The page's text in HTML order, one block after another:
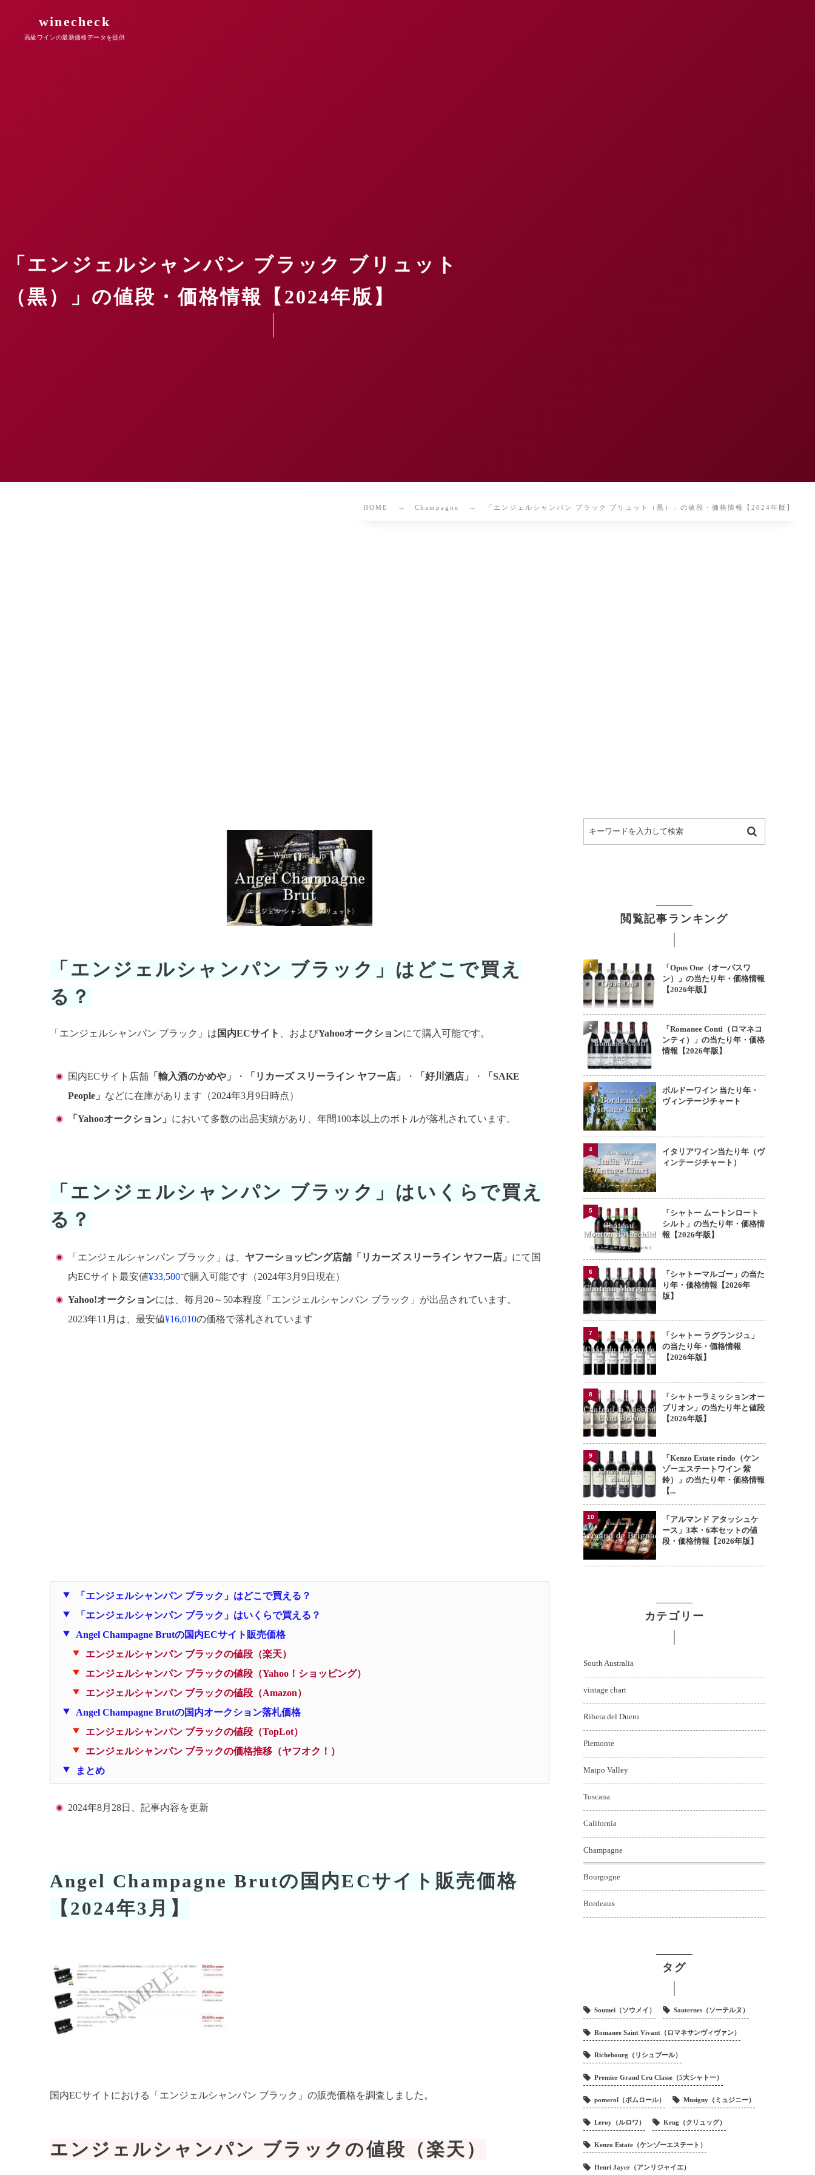
winecheck
高級ワインの最新価格データを提供
「エンジェルシャンパン ブラック ブリュット
（黒）」の値段・価格情報【2024年版】
HOME Champagne 「エンジェルシャンパン ブラック ブリュット（黒）」の値段・価格情報【2024年版】
「エンジェルシャンパン ブラック」はどこで買え
る？
「エンジェルシャンパン ブラック」は 国内ECサイト 、およびYahooオークションにて購入可能です。
国内ECサイト店舗 「輸入酒のかめや」 ・ 「リカーズ スリーライン ヤフー店」 ・ 「好川酒店」 ・
「SAKE
People」 などに在庫があります（2024年3月9日時点）
「Yahooオークション」 において多数の出品実績があり、年間100本以上のボトルが落札されています。
「エンジェルシャンパン ブラック」はいくらで買え
る？
「エンジェルシャンパン ブラック」は、 ヤフーショッピング店舗「リカーズ スリーライン ヤフー店」 にて国
内ECサイト最安値¥33,500で購入可能です（2024年3月9日現在）
Yahoo!オークションには、毎月20～50本程度「エンジェルシャンパン ブラック」が出品されています。
2023年11月は、最安値¥16,010の価格で落札されています
「エンジェルシャンパン ブラック」はどこで買える？
「エンジェルシャンパン ブラック」はいくらで買える？
Angel Champagne Brutの国内ECサイト販売価格
エンジェルシャンパン ブラックの値段（楽天）
エンジェルシャンパン ブラックの値段（Yahoo！ショッピング）
エンジェルシャンパン ブラックの値段（Amazon）
Angel Champagne Brutの国内オークション落札価格
エンジェルシャンパン ブラックの値段（TopLot）
エンジェルシャンパン ブラックの価格推移（ヤフオク！）
まとめ
2024年8月28日、記事内容を更新
Angel Champagne Brutの国内ECサイト販売価格
【2024年3月】
国内ECサイトにおける「エンジェルシャンパン ブラック」の販売価格を調査しました。
エンジェルシャンパン ブラックの値段（楽天）
閲覧記事ランキング
「Opus One（オーパスワ
ン）」の当たり年・価格情報
【2026年版】
1
「Romanee Conti（ロマネコ
ンティ）」の当たり年・価格
情報【2026年版】
2
ボルドーワイン 当たり年・
ヴィンテージチャート
3
イタリアワイン当たり年（ヴ
ィンテージチャート）
4
「シャトー ムートンロート
シルト」の当たり年・価格情
報【2026年版】
5
「シャトーマルゴー」の当た
り年・価格情報【2026年
版】
6
「シャトー ラグランジュ」
の当たり年・価格情報
【2026年版】
7
「シャトーラミッションオー
ブリオン」の当たり年と値段
【2026年版】
8
「Kenzo Estate rindo（ケン
ゾーエステートワイン 紫
鈴）」の当たり年・価格情報
【...
9
「アルマンド アタッシュケ
ース」3本・6本セットの値
段・価格情報【2026年版】
10
カテゴリー
South Australia
vintage chart
Ribera del Duero
Piemonte
Maipo Valley
Toscana
California
Champagne
Bourgogne
Bordeaux
タグ
Soumei（ソウメイ） Sauternes（ソーテルヌ）
Romanee Saint Vivant（ロマネサンヴィヴァン）
Richebourg（リシュブール）
Premier Grand Cru Classe（5大シャトー）
pomerol（ポムロール） Musigny（ミュジニー）
Leroy（ルロワ） Krug（クリュッグ）
Kenzo Estate（ケンゾーエステート）
Henri Jayer（アンリジャイエ）